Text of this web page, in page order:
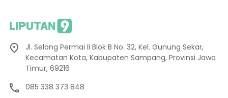
Jl. Selong Permai II Blok B No. 32, Kel. Gunung Sekar,
Kecamatan Kota, Kabupaten Sampang, Provinsi Jawa
Timur, 69216
085 338 373 848